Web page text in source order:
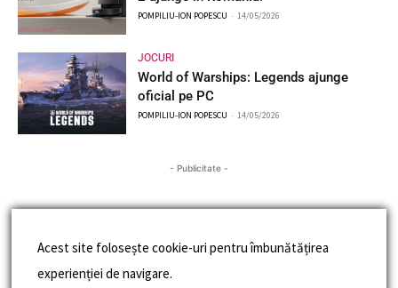
POMPILIU-ION POPESCU - 14/05/2026
JOCURI
World of Warships: Legends ajunge
oficial pe PC
POMPILIU-ION POPESCU - 14/05/2026
- Publicitate -
Acest site folosește cookie-uri pentru îmbunătățirea
experienției de navigare.